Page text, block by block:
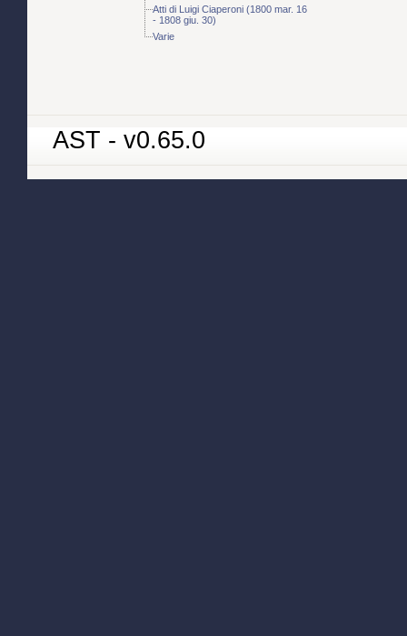
Atti di Luigi Ciaperoni (1800 mar. 16
- 1808 giu. 30)
Varie
AST - v0.65.0